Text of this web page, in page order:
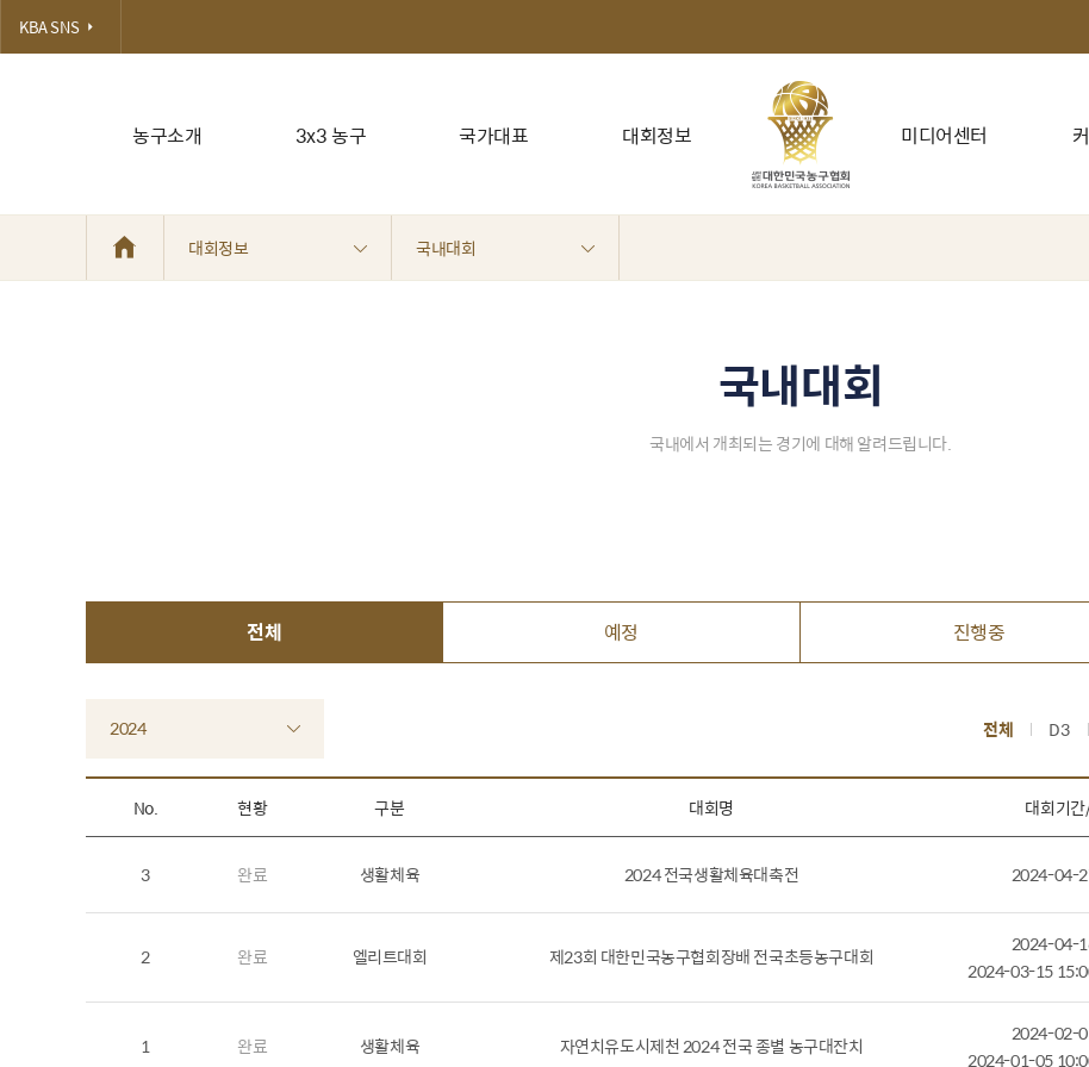
농구소개 3x3 농구 국가대표 대회정보 미디어센터
KBA SNS
대회정보 국내대회
국내대회
국내에서 개최되는 경기에 대해 알려드립니다.
전체 예정 진행중
2024 전체 D3
No. 현황 구분 대회명 대회기
3 완료 생활체육 2024 전국생활체육대축전 2024-04-
2 완료 엘리트대회 제23회 대한민국농구협회장배 전국초등농구대회
2024-04-
2024-03-15
1 완료 생활체육 자연치유도시제천 2024 전국 종별 농구대잔치
2024-02-
2024-01-05